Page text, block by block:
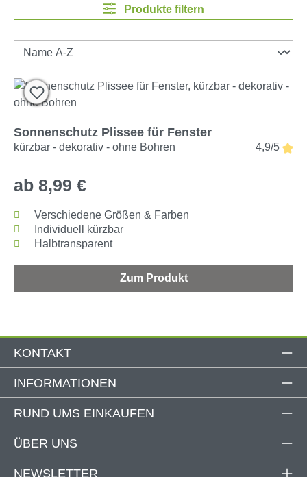
Produkte filtern
Sonnenschutz Plissee für Fenster
kürzbar - dekorativ - ohne Bohren 4,9/5
ab 8,99 €
Verschiedene Größen & Farben
Individuell kürzbar
Halbtransparent
Zum Produkt
KONTAKT
INFORMATIONEN
RUND UMS EINKAUFEN
ÜBER UNS
NEWSLETTER